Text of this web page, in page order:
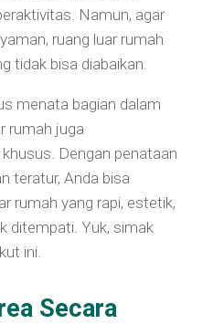
Namun, agar
ruang luar rumah
tidak bisa diabaikan.
menata bagian dalam
rumah juga
Dengan penataan
teratur, Anda bisa
rumah yang rapi, estetik,
ditempati. Yuk, simak
ini.
Secara